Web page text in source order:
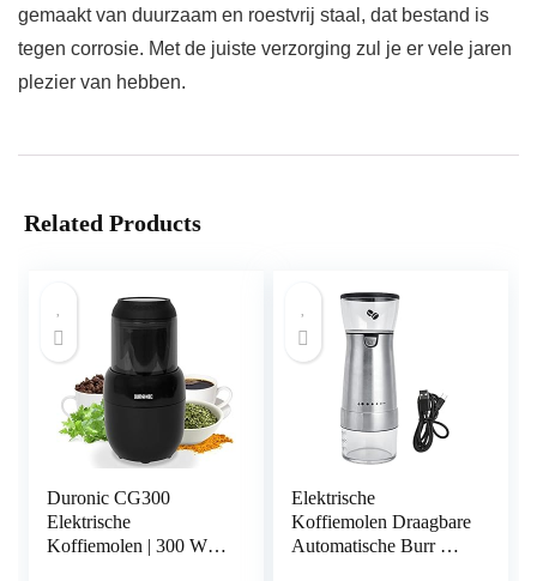
gemaakt van duurzaam en roestvrij staal, dat bestand is
tegen corrosie. Met de juiste verzorging zul je er vele jaren
plezier van hebben.
Related Products
Duronic CG300
Elektrische
Koffiemolen | 300 W |
Elektrische
Koffiemolen Draagbare
Automatische Burr Mill